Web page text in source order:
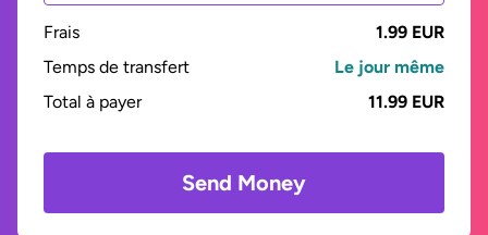
Frais
1.99 EUR
Temps de transfert
Le jour même
Total à payer
11.99 EUR
Send Money